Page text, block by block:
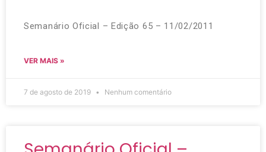
Semanário Oficial – Edição 65 – 11/02/2011
VER MAIS »
7 de agosto de 2019 Nenhum comentário